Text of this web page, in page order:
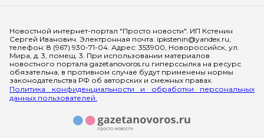
Новостной интернет-портал "Просто новости". ИП Кстенин
Сергей Иванович. Электронная почта: ipkstenin@yandex.ru,
телефон: 8 (967) 930-71-04. Адрес: 353900, Новороссийск, ул.
Мира, д. 3, помещ. 3. При использовании материалов
новостного портала gazetanovoros.ru гиперссылка на ресурс
обязательна, в противном случае будут применены нормы
законодательства РФ об авторских и смежных правах.
Политика конфиденциальности и обработки персональных
данных пользователей.